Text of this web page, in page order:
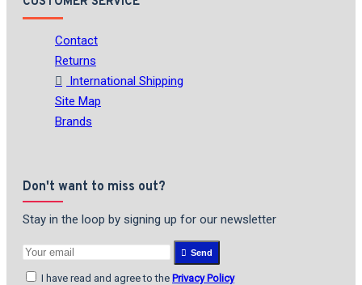
Contact
Returns
International Shipping
Site Map
Brands
Don't want to miss out?
Stay in the loop by signing up for our newsletter
Send
I have read and agree to the Privacy Policy